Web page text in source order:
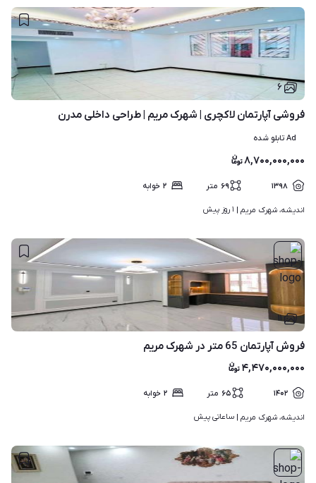
۶
فروشی آپارتمان لاکچری | شهرک مریم | طراحی داخلی مدرن
Ad تابلو شده
۸,۷۰۰,۰۰۰,۰۰۰
۱۳۹۸ ۶۹ متر ۲ خوابه
اندیشه، شهرک مریم | ۱ روز پیش
۱۱
فروش آپارتمان 65 متر در شهرک مریم
۴,۴۷۰,۰۰۰,۰۰۰
۱۴۰۲ ۶۵ متر ۲ خوابه
اندیشه، شهرک مریم | ساعاتی پیش